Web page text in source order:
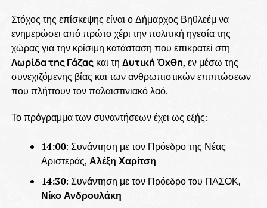
Στόχος της επίσκεψης είναι ο Δήμαρχος Βηθλεέμ να
ενημερώσει από πρώτο χέρι την πολιτική ηγεσία της
χώρας για την κρίσιμη κατάσταση που επικρατεί στη
Λωρίδα της Γάζαςκαι τη Δυτική Όχθη, εν μέσω της
συνεχιζόμενης βίας και των ανθρωπιστικών επιπτώσεων
που πλήττουν τον παλαιστινιακό λαό.
Το πρόγραμμα των συναντήσεων έχει ως εξής:
14:00: Συνάντηση με τον Πρόεδρο της Νέας
Αριστεράς, Αλέξη Χαρίτση
14:30: Συνάντηση με τον Πρόεδρο του ΠΑΣΟΚ,
Νίκο Ανδρουλάκη